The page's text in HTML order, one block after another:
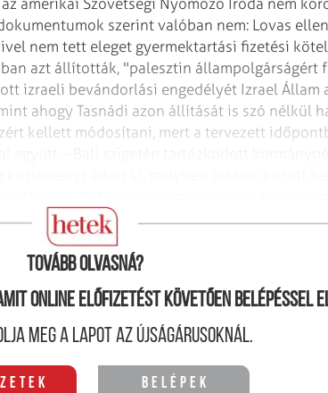
szerint valóban nem: Lovas
nem tett eleget gyermektartási fizetési
azt állították, "palesztin állampolgárságért
izraeli bevándorlási engedélyét Izrael Állam
ahogy Tasnádi azon állítását is szó nélkül
kellett módosítani, mert a tervezett
Tovább olvasná?
online előfizetést követően belépéssel
meg a lapot az újságárusoknál.
Belépek